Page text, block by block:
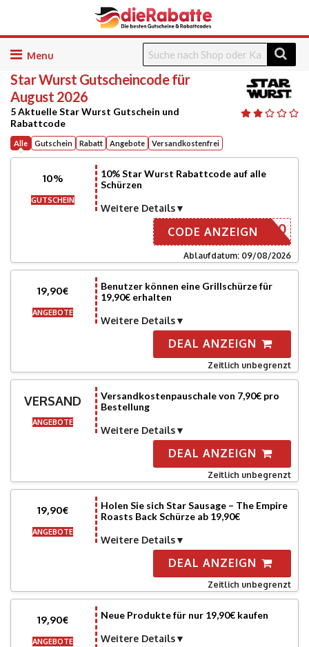
Skip
content
Star Wurst Gutscheincode für
August 2026
5 Aktuelle Star Wurst Gutschein und
Rabattcode
Alle Gutschein Rabatt Angebote Versandkostenfrei
10%
GUTSCHEIN
10% Star Wurst Rabattcode auf alle
Schürzen
Weitere Details
AWIN10
CODE ANZEIGN
Ablaufdatum: 09/08/2026
19,90€
ANGEBOTE
Benutzer können eine Grillschürze für
19,90€ erhalten
Weitere Details
DEAL ANZEIGN
Zeitlich unbegrenzt
VERSAND
ANGEBOTE
Versandkostenpauschale von 7,90€ pro
Bestellung
Weitere Details
DEAL ANZEIGN
Zeitlich unbegrenzt
19,90€
ANGEBOTE
Holen Sie sich Star Sausage – The Empire
Roasts Back Schürze ab 19,90€
Weitere Details
DEAL ANZEIGN
Zeitlich unbegrenzt
19,90€
ANGEBOTE
Neue Produkte für nur 19,90€ kaufen
Weitere Details